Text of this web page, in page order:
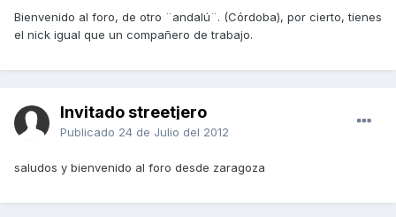
Bienvenido al foro, de otro ¨andalú¨. (Córdoba), por cierto, tienes
el nick igual que un compañero de trabajo.
Invitado streetjero
Publicado 24 de Julio del 2012
saludos y bienvenido al foro desde zaragoza